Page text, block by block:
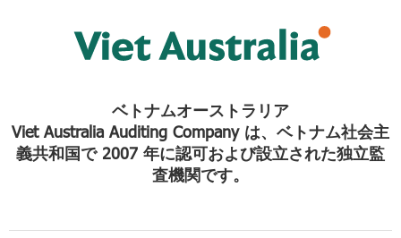
ベトナムオーストラリア
Viet Australia Auditing Company は、ベトナム社会主
義共和国で 2007 年に認可および設立された独立監
査機関です。